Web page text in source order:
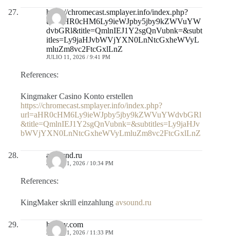
https://chromecast.smplayer.info/index.php?
url=aHR0cHM6Ly9ieWJpby5jby9kZWVuYW
dvbGRl&title=QmlnIEJ1Y2sgQnVubnk=&subt
itles=Ly9jaHJvbWVjYXN0LnNtcGxheWVyL
mluZm8vc2FtcGxlLnZ
JULIO 11, 2026 / 9:41 PM
References:
Kingmaker Casino Konto erstellen
https://chromecast.smplayer.info/index.php?
url=aHR0cHM6Ly9ieWJpby5jby9kZWVuYWdvbGRl
&title=QmlnIEJ1Y2sgQnVubnk=&subtitles=Ly9jaHJv
bWVjYXN0LnNtcGxheWVyLmluZm8vc2FtcGxlLnZ
avsound.ru
JULIO 11, 2026 / 10:34 PM
References:
KingMaker skrill einzahlung avsound.ru
htcdev.com
JULIO 11, 2026 / 11:33 PM